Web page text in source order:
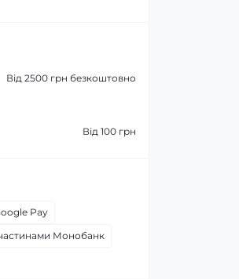
Від 2500 грн безкоштовно
Від 100 грн
Pay
Монобанк